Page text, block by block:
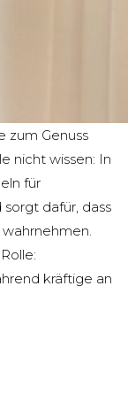
zum Genuss
nicht wissen: In
für
dafür, dass
kräftige an